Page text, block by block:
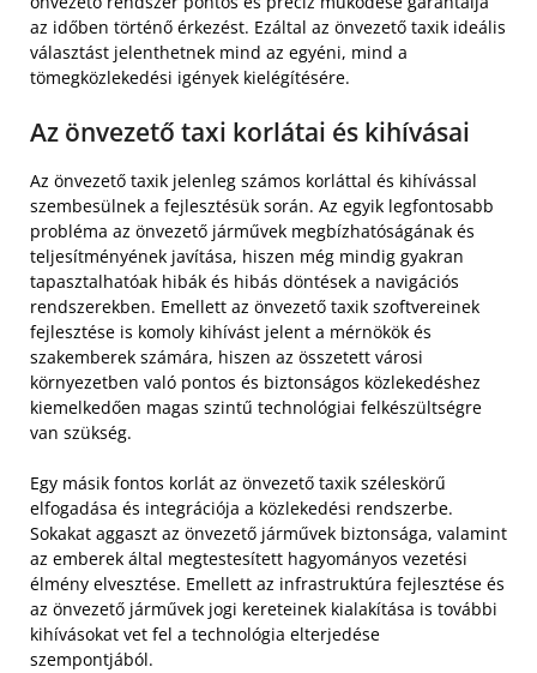
az időben történő érkezést. Ezáltal az önvezető taxik ideális
választást jelenthetnek mind az egyéni, mind a
tömegközlekedési igények kielégítésére.
Az önvezető taxi korlátai és kihívásai
Az önvezető taxik jelenleg számos korláttal és kihívással
szembesülnek a fejlesztésük során. Az egyik legfontosabb
probléma az önvezető járművek megbízhatóságának és
teljesítményének javítása, hiszen még mindig gyakran
tapasztalhatóak hibák és hibás döntések a navigációs
rendszerekben. Emellett az önvezető taxik szoftvereinek
fejlesztése is komoly kihívást jelent a mérnökök és
szakemberek számára, hiszen az összetett városi
környezetben való pontos és biztonságos közlekedéshez
kiemelkedően magas szintű technológiai felkészültségre
van szükség.
Egy másik fontos korlát az önvezető taxik széleskörű
elfogadása és integrációja a közlekedési rendszerbe.
Sokakat aggaszt az önvezető járművek biztonsága, valamint
az emberek által megtestesített hagyományos vezetési
élmény elvesztése. Emellett az infrastruktúra fejlesztése és
az önvezető járművek jogi kereteinek kialakítása is további
kihívásokat vet fel a technológia elterjedése
szempontjából.